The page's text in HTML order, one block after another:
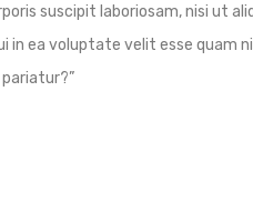
suscipit laboriosam, nisi ut
in ea voluptate velit esse quam